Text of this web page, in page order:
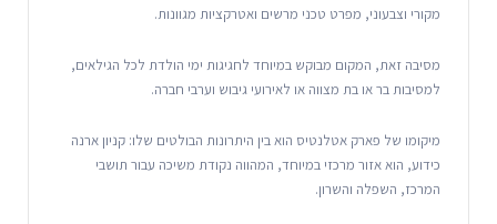
מקורי וצבעוני, מפרט טכני מרשים ואטרקציות מגוונות.
מסיבה זאת, המקום מבוקש במיוחד לחגיגות ימי הולדת לכל הגילאים,
למסיבות בר או בת מצווה או לאירועי גיבוש וערבי חברה.
מיקומו של פארק אטלנטיס הוא בין היתרונות הבולטים שלו: קניון ארנה
כידוע, הוא אזור מרכזי במיוחד, המהווה נקודת משיכה עבור תושבי
המרכז, השפלה והשרון.